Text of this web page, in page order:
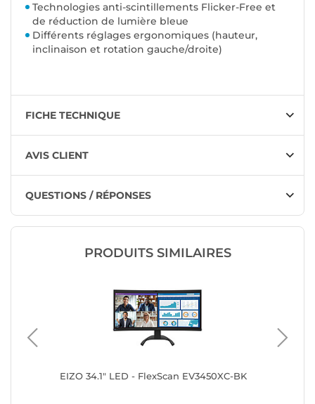
Technologies anti-scintillements Flicker-Free et
de réduction de lumière bleue
Différents réglages ergonomiques (hauteur,
inclinaison et rotation gauche/droite)
FICHE TECHNIQUE
AVIS CLIENT
QUESTIONS / RÉPONSES
PRODUITS SIMILAIRES
EIZO 34.1" LED - FlexScan EV3450XC-BK